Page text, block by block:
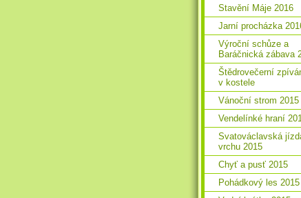
Stavění Máje 2016
Jarní procházka
Výroční schůze a
Baráčnická zábava
Štědrovečerní
v kostele
Vánoční strom 2015
Vendelínké hraní
Svatováclavská
vrchu 2015
Chyť a pusť 2015
Pohádkový les 2015